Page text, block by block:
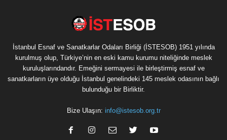
İstanbul Esnaf ve Sanatkarlar Odaları Birliği (İSTESOB) 1951 yılında
kurulmuş olup, Türkiye’nin en eski kamu kurumu niteliğinde meslek
kuruluşlarındandır. Emeğini sermayesi ile birleştirmiş esnaf ve
sanatkarların üye olduğu İstanbul genelindeki 145 meslek odasının bağlı
bulunduğu bir Birliktir.
Bize Ulaşın: info@istesob.org.tr